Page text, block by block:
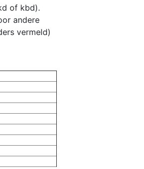
of kbd).
andere
vermeld)